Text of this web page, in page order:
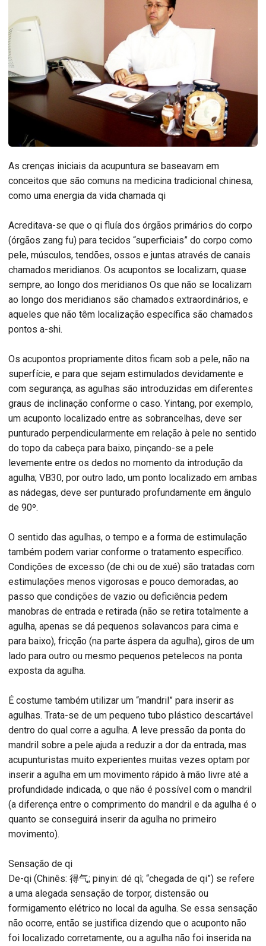
As crenças iniciais da acupuntura se baseavam em
conceitos que são comuns na medicina tradicional chinesa,
como uma energia da vida chamada qi
Acreditava-se que o qi fluía dos órgãos primários do corpo
(órgãos zang fu) para tecidos “superficiais” do corpo como
pele, músculos, tendões, ossos e juntas através de canais
chamados meridianos. Os acupontos se localizam, quase
sempre, ao longo dos meridianos Os que não se localizam
ao longo dos meridianos são chamados extraordinários, e
aqueles que não têm localização específica são chamados
pontos a-shi.
Os acupontos propriamente ditos ficam sob a pele, não na
superfície, e para que sejam estimulados devidamente e
com segurança, as agulhas são introduzidas em diferentes
graus de inclinação conforme o caso. Yintang, por exemplo,
um acuponto localizado entre as sobrancelhas, deve ser
punturado perpendicularmente em relação à pele no sentido
do topo da cabeça para baixo, pinçando-se a pele
levemente entre os dedos no momento da introdução da
agulha; VB30, por outro lado, um ponto localizado em ambas
as nádegas, deve ser punturado profundamente em ângulo
de 90º.
O sentido das agulhas, o tempo e a forma de estimulação
também podem variar conforme o tratamento específico.
Condições de excesso (de chi ou de xué) são tratadas com
estimulações menos vigorosas e pouco demoradas, ao
passo que condições de vazio ou deficiência pedem
manobras de entrada e retirada (não se retira totalmente a
agulha, apenas se dá pequenos solavancos para cima e
para baixo), fricção (na parte áspera da agulha), giros de um
lado para outro ou mesmo pequenos petelecos na ponta
exposta da agulha.
É costume também utilizar um “mandril” para inserir as
agulhas. Trata-se de um pequeno tubo plástico descartável
dentro do qual corre a agulha. A leve pressão da ponta do
mandril sobre a pele ajuda a reduzir a dor da entrada, mas
acupunturistas muito experientes muitas vezes optam por
inserir a agulha em um movimento rápido à mão livre até a
profundidade indicada, o que não é possível com o mandril
(a diferença entre o comprimento do mandril e da agulha é o
quanto se conseguirá inserir da agulha no primeiro
movimento).
Sensação de qi
De-qi (Chinês: 得气; pinyin: dé qì; “chegada de qi”) se refere
a uma alegada sensação de torpor, distensão ou
formigamento elétrico no local da agulha. Se essa sensação
não ocorre, então se justifica dizendo que o acuponto não
foi localizado corretamente, ou a agulha não foi inserida na